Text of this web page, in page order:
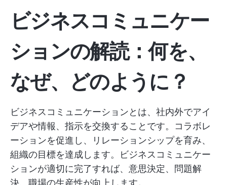
ビジネスコミュニケー
ションの解読：何を、
なぜ、どのように？
ビジネスコミュニケーションとは、社内外でアイ
デアや情報、指示を交換することです。コラボレ
ーションを促進し、リレーションシップを育み、
組織の目標を達成します。ビジネスコミュニケー
ションが適切に完了すれば、意思決定、問題解
決、職場の生産性が向上します。